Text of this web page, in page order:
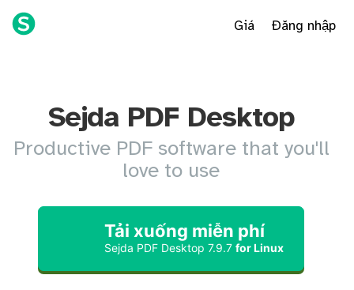
Giá Đăng nhập
Sejda PDF Desktop
Productive PDF software that you'll
love to use
Tải xuống miễn phí
Sejda PDF Desktop7.9.7 for Linux